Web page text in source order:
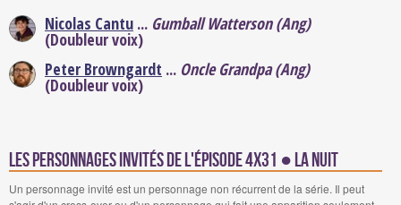
Nicolas Cantu ... Gumball Watterson (Ang)
(Doubleur voix)
Peter Browngardt ... Oncle Grandpa (Ang)
(Doubleur voix)
Les personnages invités de l'épisode 4x31 ● La Nuit
Un personnage invité est un personnage non récurrent de la série. Il peut